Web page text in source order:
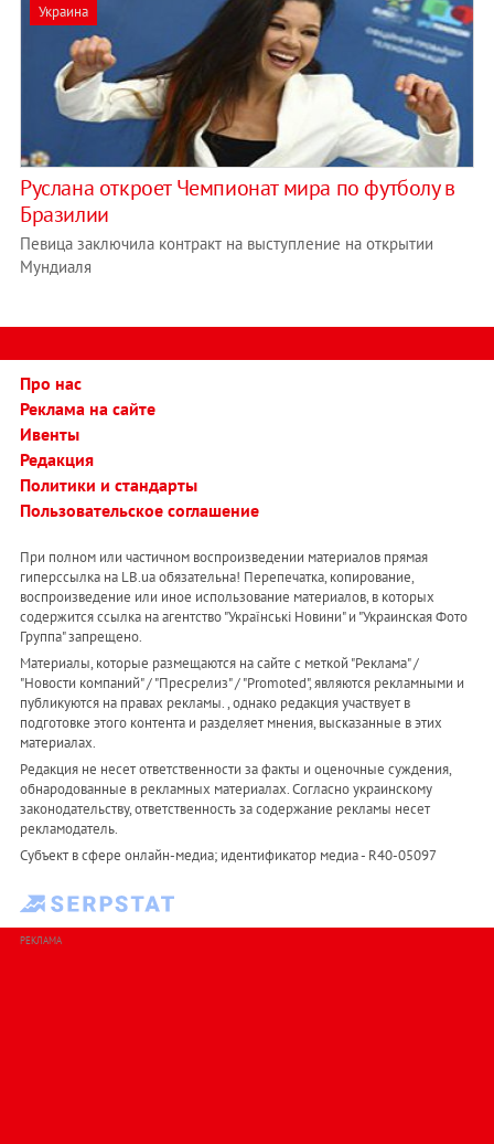
Украина
Руслана откроет Чемпионат мира по футболу в
Бразилии
Певица заключила контракт на выступление на открытии
Мундиаля
Про нас
Реклама на сайте
Ивенты
Редакция
Политики и стандарты
Пользовательское соглашение
При полном или частичном воспроизведении материалов прямая
гиперссылка на LB.ua обязательна! Перепечатка, копирование,
воспроизведение или иное использование материалов, в которых
содержится ссылка на агентство "Українськi Новини" и "Украинская Фото
Группа" запрещено.
Материалы, которые размещаются на сайте с меткой "Реклама" /
"Новости компаний" / "Пресрелиз" / "Promoted", являются рекламными и
публикуются на правах рекламы. , однако редакция участвует в
подготовке этого контента и разделяет мнения, высказанные в этих
материалах.
Редакция не несет ответственности за факты и оценочные суждения,
обнародованные в рекламных материалах. Согласно украинскому
законодательству, ответственность за содержание рекламы несет
рекламодатель.
Субъект в сфере онлайн-медиа; идентификатор медиа - R40-05097
РЕКЛАМА